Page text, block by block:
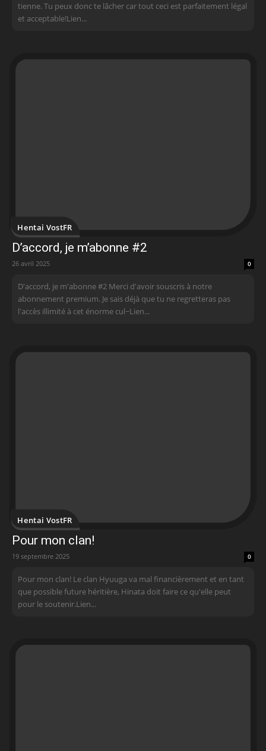
tienne. Tu peux donc te lâcher car tout ceci est parfaitement légal
et acceptable!Lien...
Hentai VostFR
D’accord, je m’abonne #2
26 avril 2025 0
D'accord, je m'abonne #2 Merci d'avoir souscris à notre
abonnement premium. Je sais déjà que tu ne regretteras pas
l'accès illimité à cet énorme cul~Lien...
Hentai VostFR
Pour mon clan!
19 septembre 2025 0
Pour mon clan! Le clan Hyuuga va mal financièrement et en tant
que possible future héritière, Hinata doit faire ce qu'elle peut
pour le soutenir.Lien...